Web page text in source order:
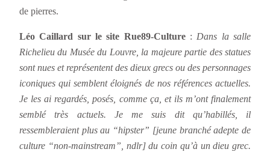
de pierres.
Léo Caillard sur le site Rue89-Culture:Dans la salle
Richelieu du Musée du Louvre, la majeure partie des statues
sont nues et représentent des dieux grecs ou des personnages
iconiques qui semblent éloignés de nos références actuelles.
Je les ai regardés, posés, comme ça, et ils m’ont finalement
semblé très actuels. Je me suis dit qu’habillés, il
ressembleraient plus au “hipster” [jeune branché adepte de
culture “non-mainstream”, ndlr] du coin qu’à un dieu grec.